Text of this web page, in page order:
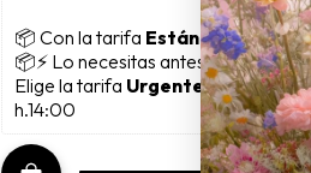
📦 Con la tarifa Estándar
📦⚡ Lo necesitas antes?
Elige la tarifa Urgente14. Si lo
h.14:00